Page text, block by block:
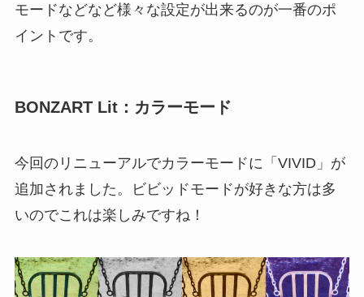
モードなどなど様々な設定が出来るのが一番のポ
イントです。
BONZART Lit：カラーモード
今回のリニューアルでカラーモードに「VIVID」が
追加されました。ビビッドモードが好きな方は多
いのでこれは楽しみですね！